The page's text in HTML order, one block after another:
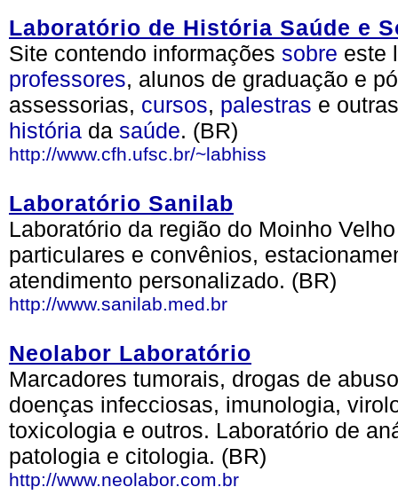
Laboratório de História Saúde e
Site contendo informações sobre este
professores, alunos de graduação e
assessorias, cursos, palestras e
história da saúde. (BR)
http://www.cfh.ufsc.br/~labhiss
Laboratório Sanilab
Laboratório da região do Moinho
particulares e convênios,
atendimento personalizado. (BR)
http://www.sanilab.med.br
Neolabor Laboratório
Marcadores tumorais, drogas de
doenças infecciosas, imunologia,
toxicologia e outros. Laboratório de
patologia e citologia. (BR)
http://www.neolabor.com.br